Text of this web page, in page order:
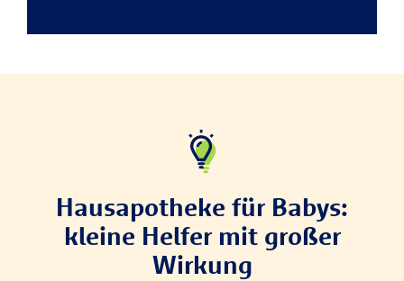
Hausapotheke für Babys:
kleine Helfer mit großer
Wirkung